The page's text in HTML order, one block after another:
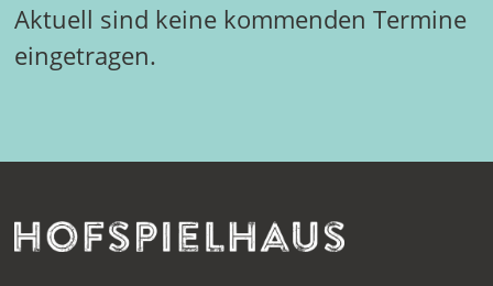
Aktuell sind keine kommenden Termine
eingetragen.